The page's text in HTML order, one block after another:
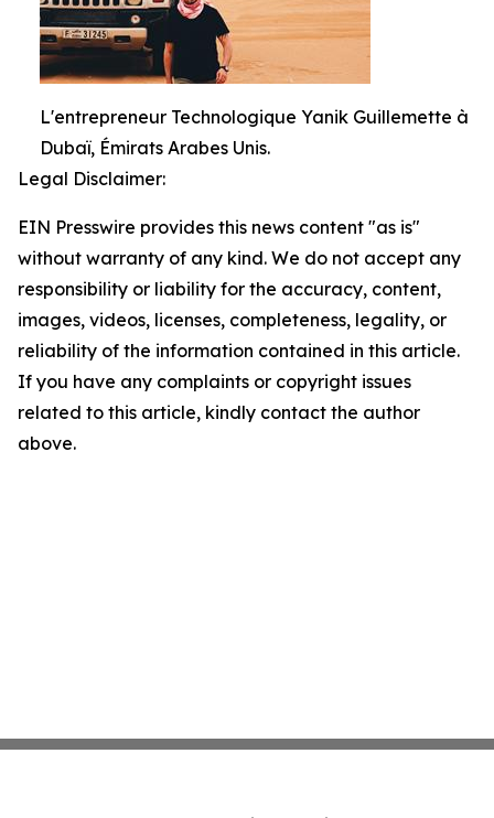
L'entrepreneur Technologique Yanik Guillemette à
Dubaï, Émirats Arabes Unis.
Legal Disclaimer:
EIN Presswire provides this news content "as is"
without warranty of any kind. We do not accept any
responsibility or liability for the accuracy, content,
images, videos, licenses, completeness, legality, or
reliability of the information contained in this article.
If you have any complaints or copyright issues
related to this article, kindly contact the author
above.